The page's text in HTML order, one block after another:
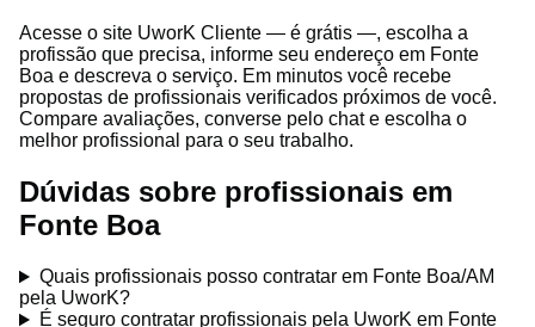
Acesse o site UworK Cliente — é grátis —, escolha a
profissão que precisa, informe seu endereço em Fonte
Boa e descreva o serviço. Em minutos você recebe
propostas de profissionais verificados próximos de você.
Compare avaliações, converse pelo chat e escolha o
melhor profissional para o seu trabalho.
Dúvidas sobre profissionais em
Fonte Boa
Quais profissionais posso contratar em Fonte Boa/AM
pela UworK?
É seguro contratar profissionais pela UworK em Fonte